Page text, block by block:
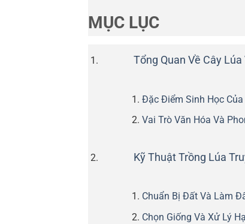
MỤC LỤC
Tổng Quan Về Cây
Đặc Điểm Sinh Học Của
Vai Trò Văn Hóa Và
Kỹ Thuật Trồng Lúa
Chuẩn Bị Đất Và Làm
Chọn Giống Và Xử Lý